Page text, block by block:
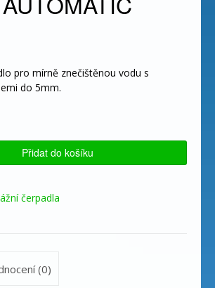
pro mírně znečištěnou vodu s
do 5mm.
Přidat do košíku
čerpadla
(0)